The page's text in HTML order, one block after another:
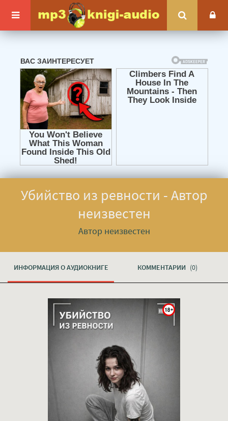
Убийство из ревности - Автор
неизвестен
Автор неизвестен
ИНФОРМАЦИЯ О АУДИОКНИГЕ КОММЕНТАРИИ (0)